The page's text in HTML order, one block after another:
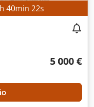
40min 21s
5 000 €